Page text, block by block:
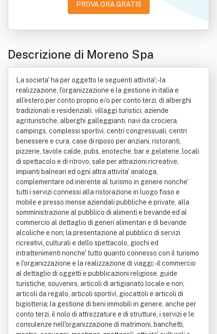
PROVA ORA GRATIS
Descrizione di Moreno Spa
La societa' ha per oggetto le seguenti attivita': - la
realizzazione, l'organizzazione e la gestione in italia e
all'estero,per conto proprio e/o per conto terzi, di alberghi
tradizionali e residenziali, villaggi turistici, aziende
agrituristiche, alberghi galleggianti, navi da crociera,
campings, complessi sportivi, centri congressuali, centri
benessere e cura, case di riposo per anziani, ristoranti,
pizzerie, tavole calde, pubs, enoteche, bar e gelaterie, locali
di spettacolo e di ritrovo, sale per attrazioni ricreative,
impianti balneari ed ogni altra attivita' analoga,
complementare od inerente al turismo in genere nonche'
tutti i servizi connessi alla ristorazione in luogo fisso e
mobile e presso mense aziendali pubbliche e private, alla
somministrazione al pubblico di alimenti e bevande ed al
commercio al dettaglio di generi alimentari e di bevande
alcoliche e non; la presentazione al pubblico di servizi
ricreativi, culturali e dello spettacolo, giochi ed
intrattenimenti nonche' tutto quanto connesso con il turismo
e l'organizzazione e la realizzazione di viaggi; - il commercio
al dettaglio di oggetti e pubblicazioni religiose, guide
turistiche, souvenirs, articoli di artigianato locale e non,
articoli da regalo, articoli sportivi, giocattoli e articoli di
bigiotteria; la gestione di beni immobili in genere, anche per
conto terzi, il nolo di attrezzature e di strutture, i servizi e le
consulenze nell'organizzazione di matrimoni, banchetti,